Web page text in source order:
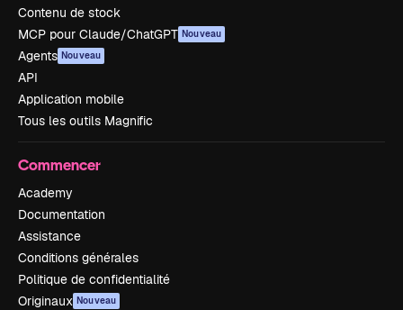
Contenu de stock
MCP pour Claude/ChatGPT Nouveau
Agents Nouveau
API
Application mobile
Tous les outils Magnific
Commencer
Academy
Documentation
Assistance
Conditions générales
Politique de confidentialité
Originaux Nouveau